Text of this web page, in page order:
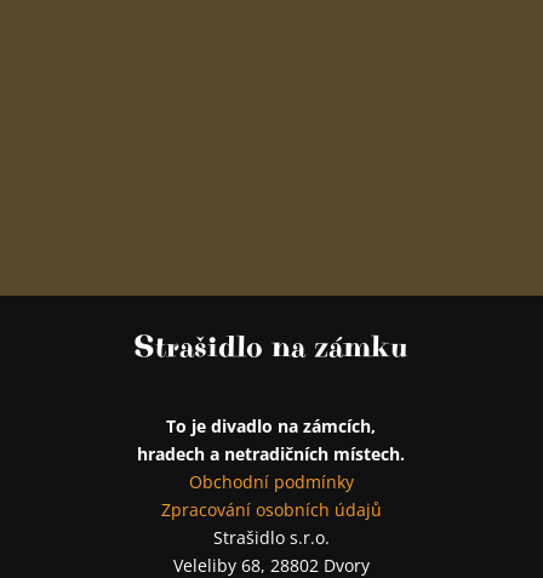
Strašidlo na zámku
To je divadlo na zámcích,
hradech a netradičních místech.
Obchodní podmínky
Zpracování osobních údajů
Strašidlo s.r.o.
Veleliby 68, 28802 Dvory